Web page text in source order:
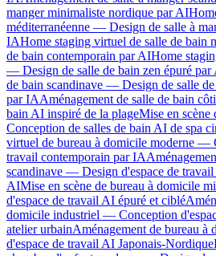
manger minimaliste nordique par AI
méditerranéenne — Design de salle à
IAHome staging virtuel de salle de bain
de bain contemporain par AIHome
— Design de salle de bain zen épuré par
de bain scandinave — Design de salle
par IAAménagement de salle de bain
bain AI inspiré de la plageMise en
Conception de salles de bain AI de spa
virtuel de bureau à domicile moderne —
travail contemporain par IA
scandinave — Design d'espace de
AIMise en scène de bureau à domicile
d'espace de travail AI épuré et ciblé
domicile industriel — Conception
atelier urbainAménagement de bureau
d'espace de travail AI Japonais-Nordique